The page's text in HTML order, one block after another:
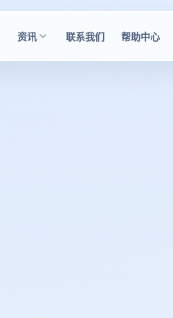
资讯 联系我们 帮助中心